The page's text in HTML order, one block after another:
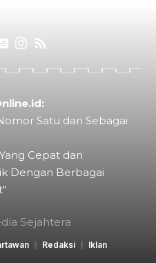
Satu dan Sebagai
Cepat dan
Dengan Berbagai
Sejahtera
Redaksi Iklan